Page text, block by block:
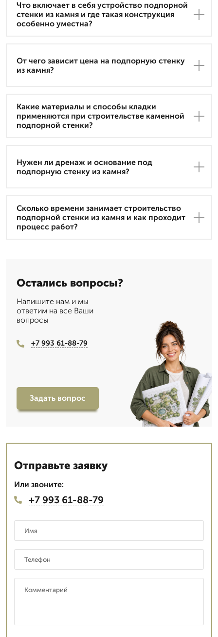
Что включает в себя устройство подпорной
стенки из камня и где такая конструкция
особенно уместна?
От чего зависит цена на подпорную стенку
из камня?
Какие материалы и способы кладки
применяются при строительстве каменной
подпорной стенки?
Нужен ли дренаж и основание под
подпорную стенку из камня?
Сколько времени занимает строительство
подпорной стенки из камня и как проходит
процесс работ?
Остались вопросы?
Напишите нам и мы
ответим на все Ваши
вопросы
+7 993 61-88-79
Задать вопрос
Отправьте заявку
Или звоните:
+7 993 61-88-79